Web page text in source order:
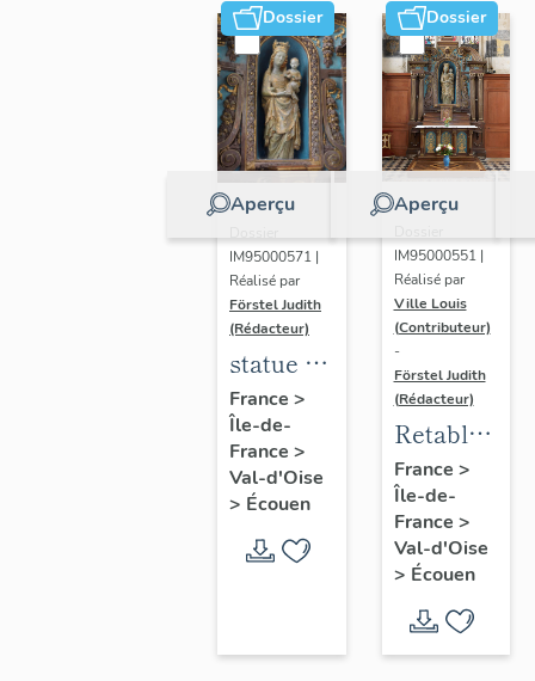
Dossier
Aperçu
IM95000571 |
Réalisé par
Förstel Judith
(Rédacteur)
statue de
la Vierge
à
l'Enfant,
XIVe
siècle
France >
Île-de-
France >
Val-d'Oise
> Écouen
Dossier
Aperçu
IM95000551 |
Réalisé par
Ville Louis
(Contributeur)
-
Förstel Judith
(Rédacteur)
Retable
de la
Vierge
France >
Île-de-
France >
Val-d'Oise
> Écouen